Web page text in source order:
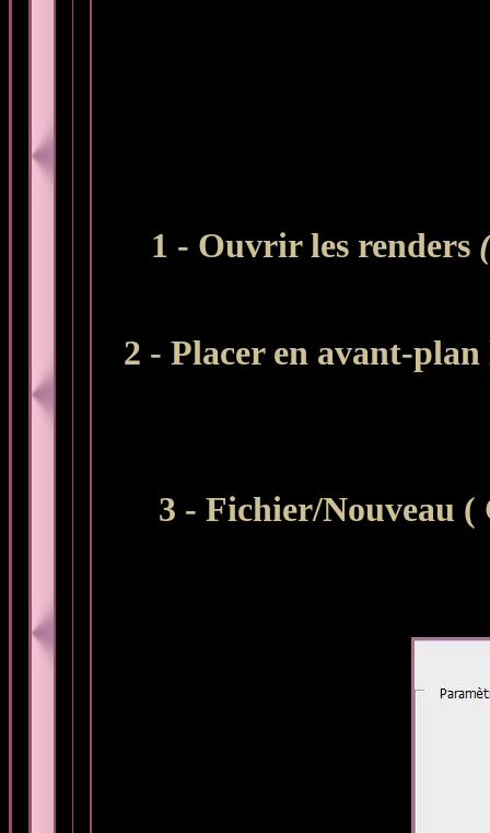
1 - Ouvrir les renders
2 - Placer en avant-
3 - Fichier/Nouveau